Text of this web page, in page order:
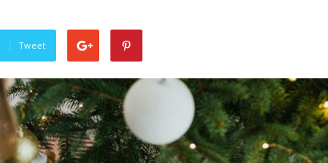
minden
Tweet